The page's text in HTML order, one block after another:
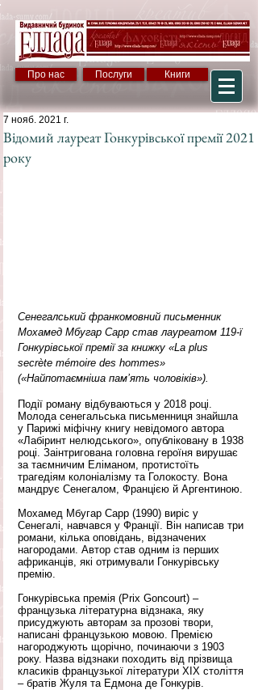
Про нас Послуги Книги
Відомий лауреат Гонкурівської премії 2021
року
7 нояб. 2021 г.
Сенегалський франкомовний письменник
Мохамед Мбугар Сарр став лауреатом 119-ї
Гонкурівської премії за книжку «La plus
secrète mémoire des hommes»
(«Найпотаємніша пам’ять чоловіків»).
Події роману відбуваються у 2018 році.
Молода сенегальська письменниця знайшла
у Парижі міфічну книгу невідомого автора
«Лабіринт нелюдського», опубліковану в 1938
році. Заінтригована головна героїня вирушає
за таємничим Еліманом, протистоїть
трагедіям колоніалізму та Голокосту. Вона
мандрує Сенегалом, Францією й Аргентиною.
Мохамед Мбугар Сарр (1990) виріс у
Сенегалі, навчався у Франції. Він написав три
романи, кілька оповідань, відзначених
нагородами. Автор став одним із перших
африканців, які отримували Гонкурівську
премію.
Гонкурівська премія (Prix Goncourt) –
французька літературна відзнака, яку
присуджують авторам за прозові твори,
написані французькою мовою. Премією
нагороджують щорічно, починаючи з 1903
року. Назва відзнаки походить від прізвища
класиків французької літератури XIX століття
– братів Жуля та Едмона де Гонкурів.